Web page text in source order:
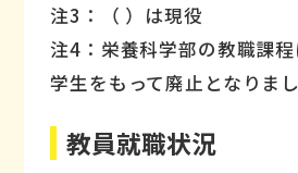
注3：（ ）は現役
注4：栄養科学部の教職課
学生をもって廃止となりま
教員就職状況